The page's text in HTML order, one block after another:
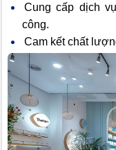
Cung cấp dịch
công.
Cam kết chất